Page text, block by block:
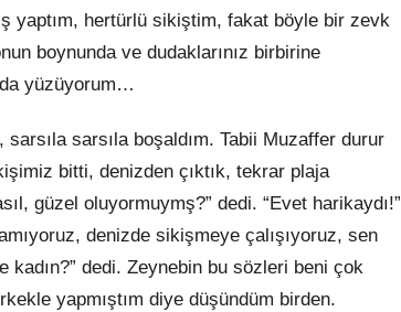
yaptım, hertürlü sikiştim, fakat böyle bir zevk
boynunda ve dudaklarınız birbirine
yüzüyorum…
sarsıla boşaldım. Tabii Muzaffer durur
bitti, denizden çıktık, tekrar plaja
güzel oluyormuymş?” dedi. “Evet harikaydı!”
denizde sikişmeye çalışıyoruz, sen
dedi. Zeynebin bu sözleri beni çok
yapmıştım diye düşündüm birden.